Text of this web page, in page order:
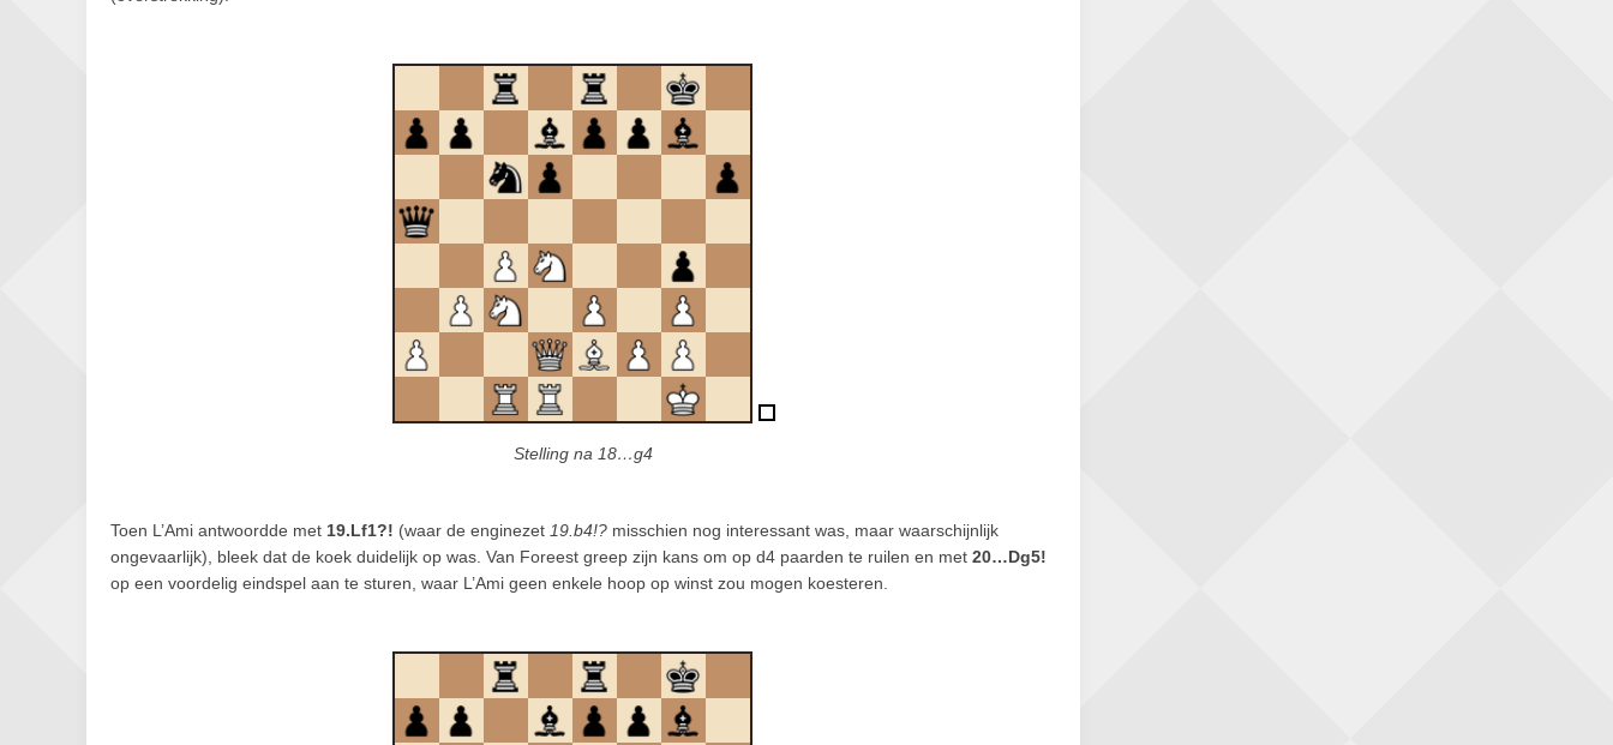
Stelling na 18…g4
Toen L’Ami antwoordde met 19.Lf1?! (waar de enginezet 19.b4!? misschien nog interessant was, maar waarschijnlijk
ongevaarlijk), bleek dat de koek duidelijk op was. Van Foreest greep zijn kans om op d4 paarden te ruilen en met 20…Dg5!
op een voordelig eindspel aan te sturen, waar L’Ami geen enkele hoop op winst zou mogen koesteren.